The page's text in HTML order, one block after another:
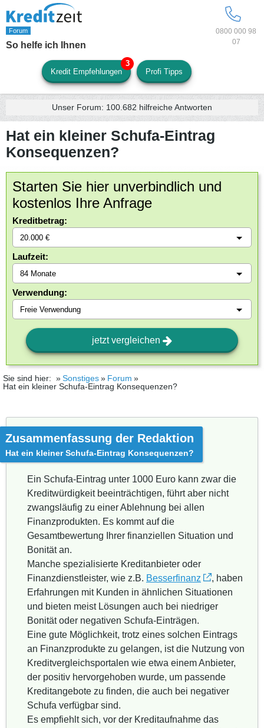
0800 000 98
07
So helfe ich Ihnen
Kredit Empfehlungen Profi Tipps
Unser Forum: 100.682 hilfreiche Antworten
Hat ein kleiner Schufa-Eintrag
Konsequenzen?
Starten Sie hier unverbindlich und
kostenlos Ihre Anfrage
Kreditbetrag:
Laufzeit:
Verwendung:
jetzt vergleichen
Sie sind hier: Sonstiges
Forum
Hat ein kleiner Schufa-Eintrag Konsequenzen?
Zusammenfassung der Redaktion
Hat ein kleiner Schufa-Eintrag Konsequenzen?
Ein Schufa-Eintrag unter 1000 Euro kann zwar die
Kreditwürdigkeit beeinträchtigen, führt aber nicht
zwangsläufig zu einer Ablehnung bei allen
Finanzprodukten. Es kommt auf die
Gesamtbewertung Ihrer finanziellen Situation und
Bonität an.
Manche spezialisierte Kreditanbieter oder
Finanzdienstleister, wie z.B. Besserfinanz
, haben
Erfahrungen mit Kunden in ähnlichen Situationen
und bieten meist Lösungen auch bei niedriger
Bonität oder negativen Schufa-Einträgen.
Eine gute Möglichkeit, trotz eines solchen Eintrags
an Finanzprodukte zu gelangen, ist die Nutzung von
Kreditvergleichsportalen wie etwa einem Anbieter,
der positiv hervorgehoben wurde, um passende
Kreditangebote zu finden, die auch bei negativer
Schufa verfügbar sind.
Es empfiehlt sich, vor der Kreditaufnahme das